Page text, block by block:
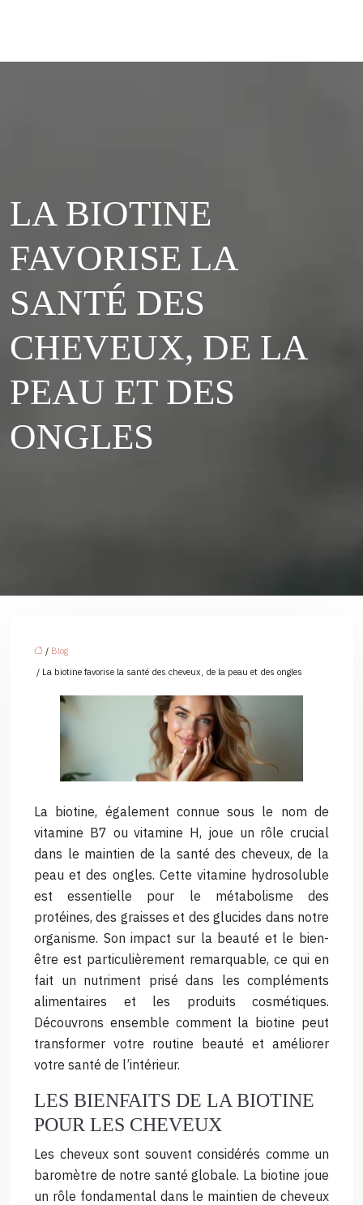
LA BIOTINE
FAVORISE LA
SANTÉ DES
CHEVEUX, DE LA
PEAU ET DES
ONGLES
/ Blog
/ La biotine favorise la santé des cheveux, de la peau et des ongles
La biotine, également connue sous le nom de
vitamine B7 ou vitamine H, joue un rôle crucial
dans le maintien de la santé des cheveux, de la
peau et des ongles. Cette vitamine hydrosoluble
est essentielle pour le métabolisme des
protéines, des graisses et des glucides dans notre
organisme. Son impact sur la beauté et le bien-
être est particulièrement remarquable, ce qui en
fait un nutriment prisé dans les compléments
alimentaires et les produits cosmétiques.
Découvrons ensemble comment la biotine peut
transformer votre routine beauté et améliorer
votre santé de l’intérieur.
LES BIENFAITS DE LA BIOTINE
POUR LES CHEVEUX
Les cheveux sont souvent considérés comme un
baromètre de notre santé globale. La biotine joue
un rôle fondamental dans le maintien de cheveux